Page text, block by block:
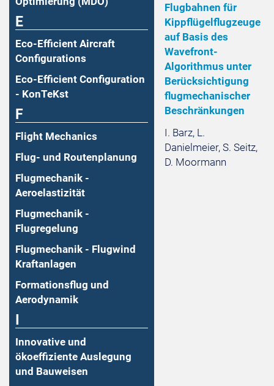
E
Eco-Efficient Aircraft
Configurations
Eco-Efficient Configuration
- KonTeKst
F
Flight Mechanics
Flug- und Routenplanung
Flugmechanik -
Aeroelastizität
Flugmechanik -
Flugregelung
Flugmechanik - Flugwind
Kraftanlagen
Formationsflug und
Aerodynamik
Innovative und
ökoeffiziente Auslegung
und Bauweisen
Flugbahnen für
Kippflügelflugzeuge
auf Basis des
Wavefront-
Algorithmus unter
Berücksichtigung
flugmechanischer
Beschränkungen
I. Barz, L.
Danielmeier, S. Seitz,
D. Moormann